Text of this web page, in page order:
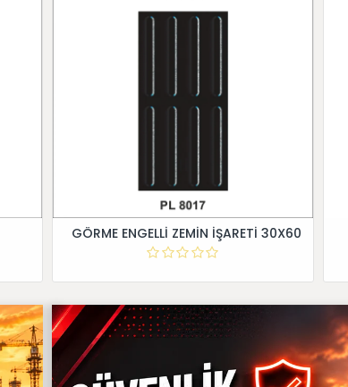
GÖRME ENGELLİ ZEMİN İŞARETİ 30X60